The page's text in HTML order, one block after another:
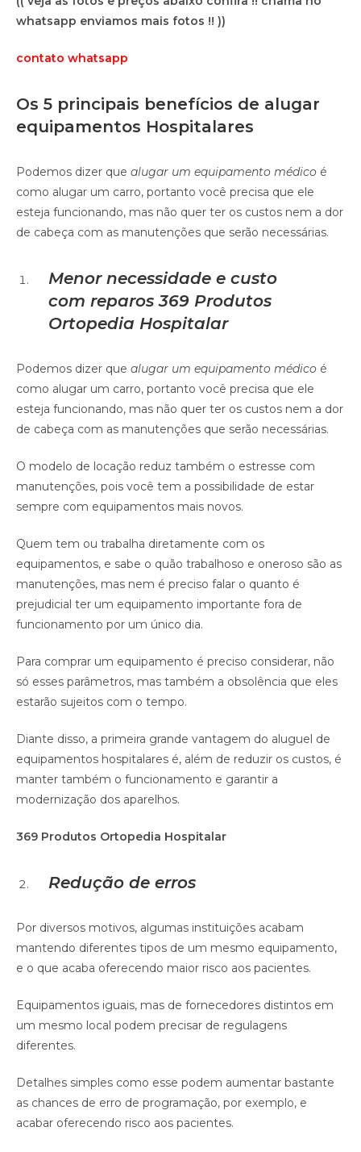
whatsapp enviamos mais fotos !! ))
contato whatsapp
Os 5 principais benefícios de alugar
equipamentos Hospitalares
Podemos dizer que alugar um equipamento médico é
como alugar um carro, portanto você precisa que ele
esteja funcionando, mas não quer ter os custos nem a dor
de cabeça com as manutenções que serão necessárias.
Menor necessidade e custo
com reparos369 Produtos
Ortopedia Hospitalar
Podemos dizer que alugar um equipamento médico é
como alugar um carro, portanto você precisa que ele
esteja funcionando, mas não quer ter os custos nem a dor
de cabeça com as manutenções que serão necessárias.
O modelo de locação reduz também o estresse com
manutenções, pois você tem a possibilidade de estar
sempre com equipamentos mais novos.
Quem tem ou trabalha diretamente com os
equipamentos, e sabe o quão trabalhoso e oneroso são as
manutenções, mas nem é preciso falar o quanto é
prejudicial ter um equipamento importante fora de
funcionamento por um único dia.
Para comprar um equipamento é preciso considerar, não
só esses parâmetros, mas também a obsolência que eles
estarão sujeitos com o tempo.
Diante disso, a primeira grande vantagem do aluguel de
equipamentos hospitalares é, além de reduzir os custos, é
manter também o funcionamento e garantir a
modernização dos aparelhos.
369 Produtos Ortopedia Hospitalar
Redução de erros
Por diversos motivos, algumas instituições acabam
mantendo diferentes tipos de um mesmo equipamento,
e o que acaba oferecendo maior risco aos pacientes.
Equipamentos iguais, mas de fornecedores distintos em
um mesmo local podem precisar de regulagens
diferentes.
Detalhes simples como esse podem aumentar bastante
as chances de erro de programação, por exemplo, e
acabar oferecendo risco aos pacientes.